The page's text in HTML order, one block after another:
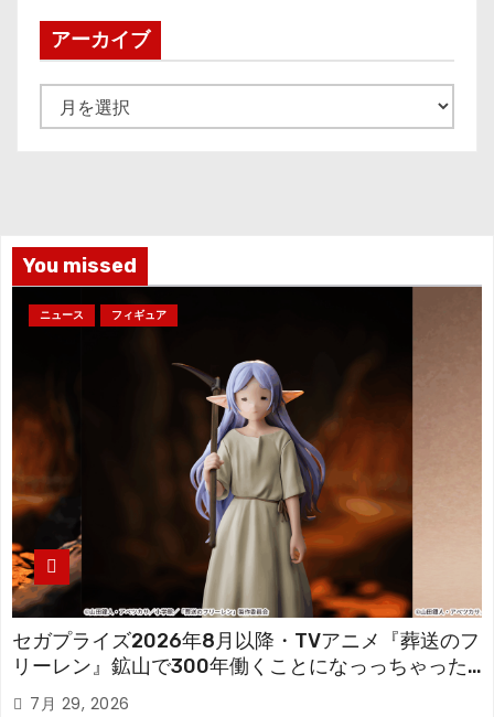
アーカイブ
ー
You missed
ニュース フィギュア
セガプライズ2026年8月以降・TVアニメ『葬送のフ
リーレン』鉱山で300年働くことになっっちゃった
「フリーレン」を立体化！
7月 29, 2026